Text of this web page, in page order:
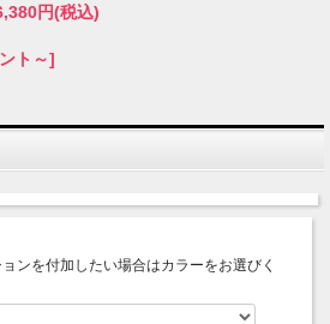
円(税込)
ト～]
ンを付加したい場合はカラーをお選びく